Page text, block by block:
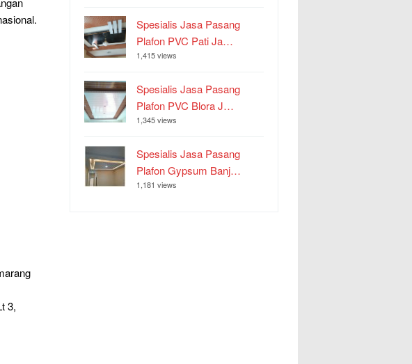
3,
Spesialis Jasa Pasang
Plafon PVC Pati Ja…
1,415 views
Spesialis Jasa Pasang
Plafon PVC Blora J…
1,345 views
Spesialis Jasa Pasang
Plafon Gypsum Banj…
1,181 views